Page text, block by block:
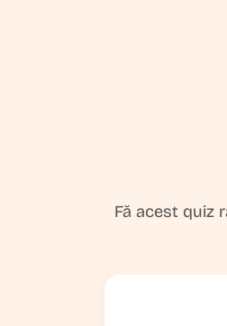
Fă acest quiz